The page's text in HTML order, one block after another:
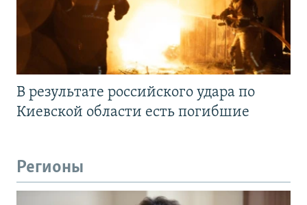
В результате российского удара по
Киевской области есть погибшие
Регионы